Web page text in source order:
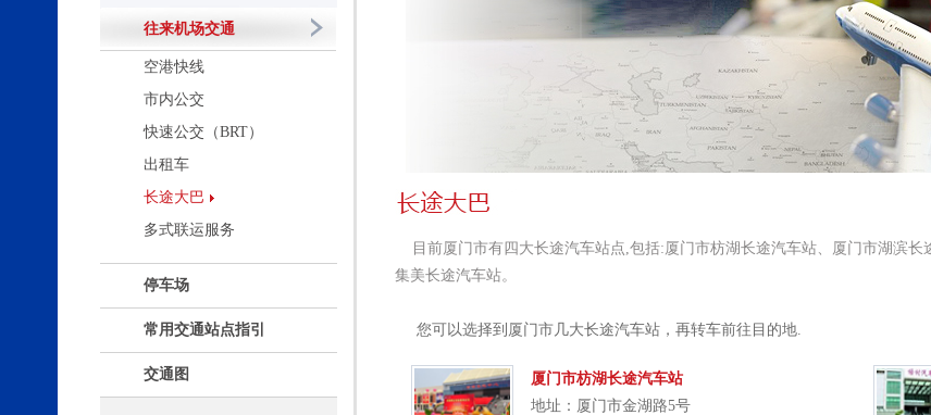
往来机场交通
空港快线
市内公交
快速公交（BRT）
出租车
长途大巴
多式联运服务
停车场
常用交通站点指引
交通图
目前厦门市有四大长途汽车站点,包括:厦门市枋湖长途汽车站、厦门市湖滨长
集美长途汽车站。
您可以选择到厦门市几大长途汽车站，再转车前往目的地.
厦门市枋湖长途汽车站
地址：厦门市金湖路5号